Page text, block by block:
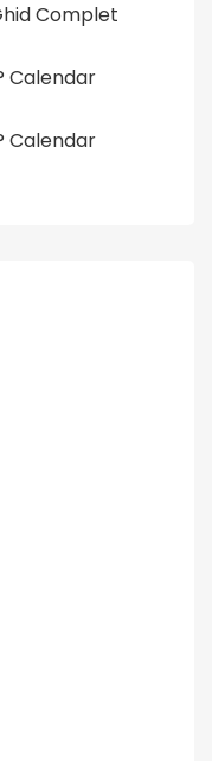
Complet
Calendar
Calendar